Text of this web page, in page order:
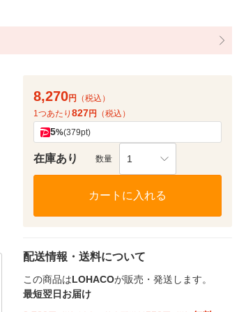
8,270円
（税込）
1つあたり 827円 （税込）
5%(379pt)
在庫あり 数量 1
カートに入れる
配送情報・送料について
この商品はLOHACOが販売・発送します。
最短翌日お届け